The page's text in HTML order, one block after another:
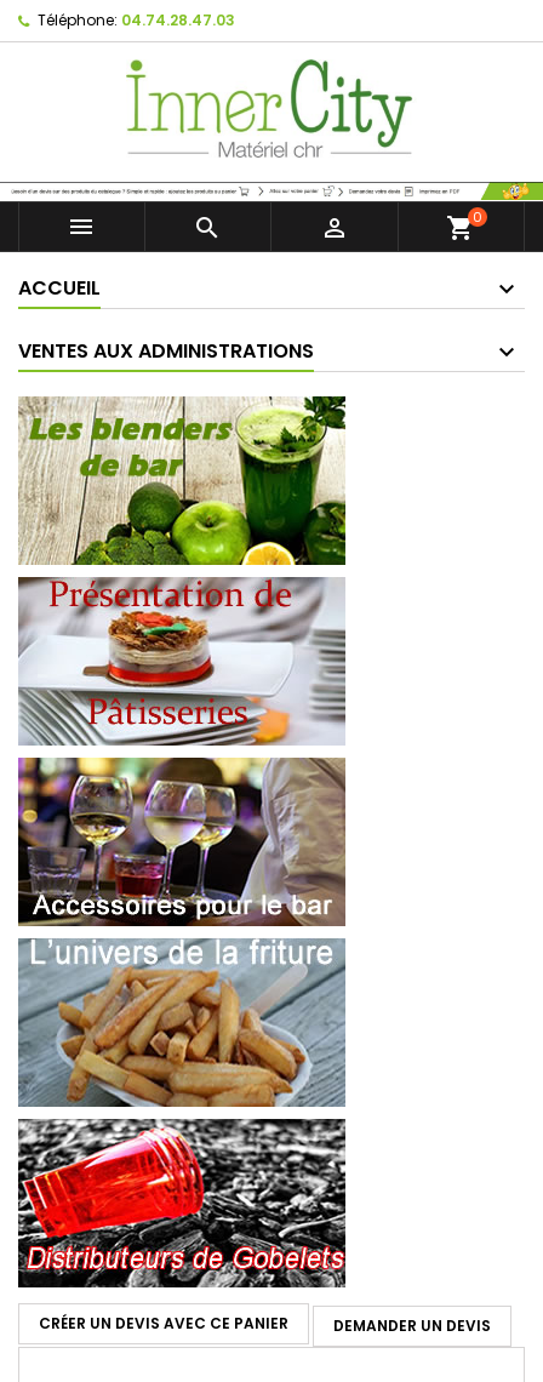
Téléphone: 04.74.28.47.03
   shopping_cart0
ACCUEIL
VENTES AUX ADMINISTRATIONS
CRÉER UN DEVIS AVEC CE PANIER DEMANDER UN DEVIS